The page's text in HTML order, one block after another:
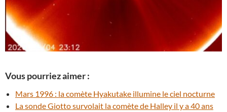
Vous pourriez aimer :
Mars 1996 : la comète Hyakutake illumine le ciel nocturne
La sonde Giotto survolait la comète de Halley il y a 40 ans